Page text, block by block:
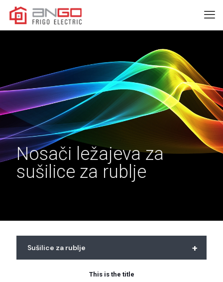
Nosači ležajeva za
sušilice za rublje
+
Sušilice za rublje
This is the title